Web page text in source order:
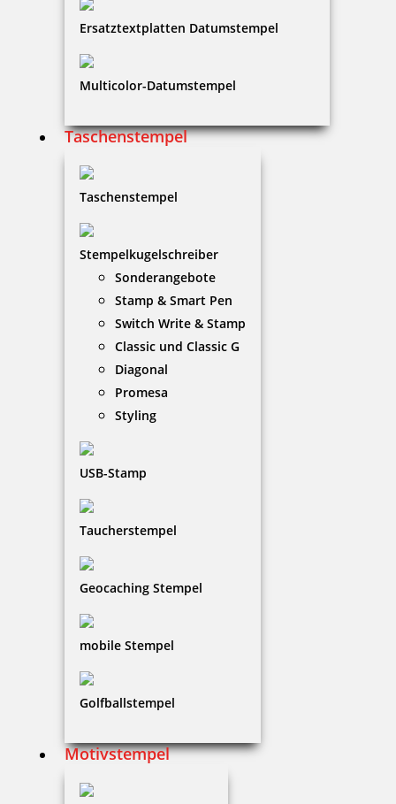
Ersatztextplatten Datumstempel
Multicolor-Datumstempel
Taschenstempel
Taschenstempel
Stempelkugelschreiber
Sonderangebote
Stamp & Smart Pen
Switch Write & Stamp
Classic und Classic G
Diagonal
Promesa
Styling
USB-Stamp
Taucherstempel
Geocaching Stempel
mobile Stempel
Golfballstempel
Motivstempel
Kupietz Verdünnung 410 für 8050, BA 4710, CO 4713 50 ml
6,05 €
Kupietz Verdünnung 445 250 ml für Betonsignierfarbe